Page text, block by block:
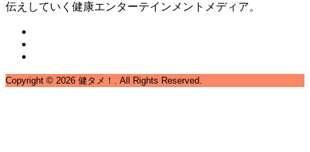
伝えしていく健康エンターテインメントメディア。
Copyright © 2026 健タメ！. All Rights Reserved.